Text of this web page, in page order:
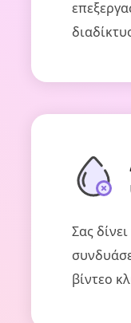
Σας
βίντεο